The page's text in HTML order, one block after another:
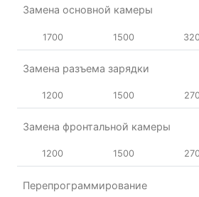
Замена основной камеры
1700 1500
Замена разъема зарядки
1200 1500
Замена фронтальной камеры
1200 1500
Перепрограммирование